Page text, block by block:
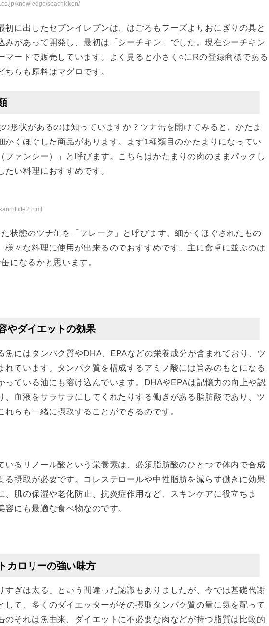
knowledge/seachicken/
初に出したセブンイレブンは、はごろもフーズよりおにぎりの具と
みがあって開発し、最初は「シーチキン」でした。現在シーチキン
マートで販売しています。よく見ると小さく○にRの登録商標である
らも原料はマグロです。
形状があるのは知っていますか？ツナ缶を開けてみると、かたま
かくほぐした商品があります。まず1種類目のかたまりになってい
ファンシー）」と呼びます。こちらはかたまりの肉のままパックし
い料理におすすめです。
状態のツナ缶を「フレーク」と呼びます。細かくほぐされたもの
様々な料理に使用が出来るのでおすすめです。主に食卓に並ぶのは
になるかと思います。
やダイエットの効果
魚にはタンパク質やDHA、EPAなどの栄養成分が含まれており、ツ
れています。タンパク質を構成するアミノ酸には旨みのもとになる
っている油にも溶け込んでいます。DHAやEPAは記憶力の向上や認
、血液をサラサラにしてくれたりする働きがある脂肪酸であり、ツ
れらも一緒に摂取することができるのです。
いるリノール酸という栄養素は、必須脂肪酸のひとつで体内で合成
る摂取が必要です。コレステロールや中性脂肪を減らす働きに効果
、肌の保湿や老化防止、抗炎症作用など、スキンケアに役立ちま
にも最適な食べ物なのです。
カロリーの強い味方
すぎは太る」という間違った認識もありましたが、今では基礎代謝
して、多くのダイエッターがその摂取タンパク質の量に気を配って
のそれは魚由来、ダイエットに不必要な肉などが持つ脂質は比較的